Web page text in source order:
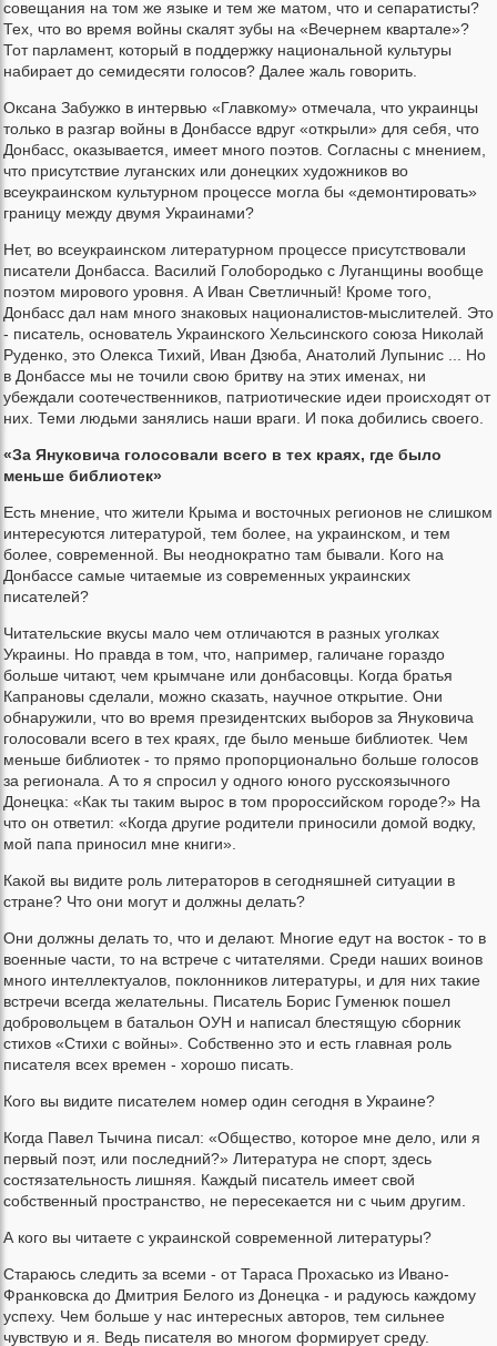
совещания на том же языке и тем же матом, что и сепаратисты?
Тех, что во время войны скалят зубы на «Вечернем квартале»?
Тот парламент, который в поддержку национальной культуры
набирает до семидесяти голосов? Далее жаль говорить.
Оксана Забужко в интервью «Главкому» отмечала, что украинцы
только в разгар войны в Донбассе вдруг «открыли» для себя, что
Донбасс, оказывается, имеет много поэтов. Согласны с мнением,
что присутствие луганских или донецких художников во
всеукраинском культурном процессе могла бы «демонтировать»
границу между двумя Украинами?
Нет, во всеукраинском литературном процессе присутствовали
писатели Донбасса. Василий Голобородько с Луганщины вообще
поэтом мирового уровня. А Иван Светличный! Кроме того,
Донбасс дал нам много знаковых националистов-мыслителей. Это
- писатель, основатель Украинского Хельсинского союза Николай
Руденко, это Олекса Тихий, Иван Дзюба, Анатолий Лупынис ... Но
в Донбассе мы не точили свою бритву на этих именах, ни
убеждали соотечественников, патриотические идеи происходят от
них. Теми людьми занялись наши враги. И пока добились своего.
«За Януковича голосовали всего в тех краях, где было
меньше библиотек»
Есть мнение, что жители Крыма и восточных регионов не слишком
интересуются литературой, тем более, на украинском, и тем
более, современной. Вы неоднократно там бывали. Кого на
Донбассе самые читаемые из современных украинских
писателей?
Читательские вкусы мало чем отличаются в разных уголках
Украины. Но правда в том, что, например, галичане гораздо
больше читают, чем крымчане или донбасовцы. Когда братья
Капрановы сделали, можно сказать, научное открытие. Они
обнаружили, что во время президентских выборов за Януковича
голосовали всего в тех краях, где было меньше библиотек. Чем
меньше библиотек - то прямо пропорционально больше голосов
за регионала. А то я спросил у одного юного русскоязычного
Донецка: «Как ты таким вырос в том пророссийском городе?» На
что он ответил: «Когда другие родители приносили домой водку,
мой папа приносил мне книги».
Какой вы видите роль литераторов в сегодняшней ситуации в
стране? Что они могут и должны делать?
Они должны делать то, что и делают. Многие едут на восток - то в
военные части, то на встрече с читателями. Среди наших воинов
много интеллектуалов, поклонников литературы, и для них такие
встречи всегда желательны. Писатель Борис Гуменюк пошел
добровольцем в батальон ОУН и написал блестящую сборник
стихов «Стихи с войны». Собственно это и есть главная роль
писателя всех времен - хорошо писать.
Кого вы видите писателем номер один сегодня в Украине?
Когда Павел Тычина писал: «Общество, которое мне дело, или я
первый поэт, или последний?» Литература не спорт, здесь
состязательность лишняя. Каждый писатель имеет свой
собственный пространство, не пересекается ни с чьим другим.
А кого вы читаете с украинской современной литературы?
Стараюсь следить за всеми - от Тараса Прохасько из Ивано-
Франковска до Дмитрия Белого из Донецка - и радуюсь каждому
успеху. Чем больше у нас интересных авторов, тем сильнее
чувствую и я. Ведь писателя во многом формирует среду.